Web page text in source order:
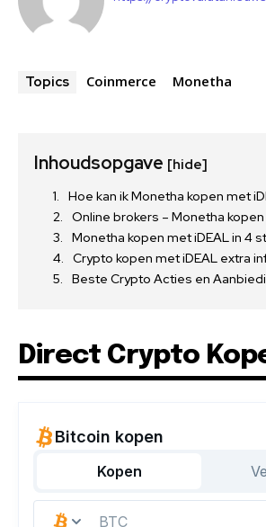
Topics Coinmerce Monetha
Inhoudsopgave [hide]
Hoe kan ik Monetha kopen met
Online brokers – Monetha
Monetha kopen met iDEAL in 4
Crypto kopen met iDEAL extra
Beste Crypto Acties en
Direct Crypto